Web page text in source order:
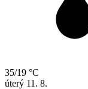
35/19 °C
úterý 11. 8.